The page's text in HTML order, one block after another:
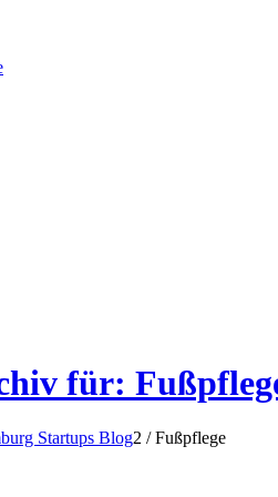
für:
Startups Blog2 / Fußpflege